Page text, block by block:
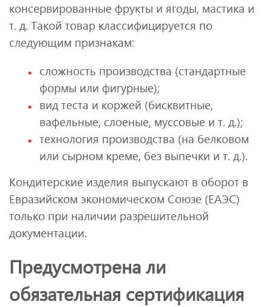
консервированные фрукты и ягоды, мастика и
т. д. Такой товар классифицируется по
следующим признакам:
сложность производства (стандартные
формы или фигурные);
вид теста и коржей (бисквитные,
вафельные, слоеные, муссовые и т. д.);
технология производства (на белковом
или сырном креме, без выпечки и т. д.).
Кондитерские изделия выпускают в оборот в
Евразийском экономическом Союзе (ЕАЭС)
только при наличии разрешительной
документации.
Предусмотрена ли
обязательная сертификация